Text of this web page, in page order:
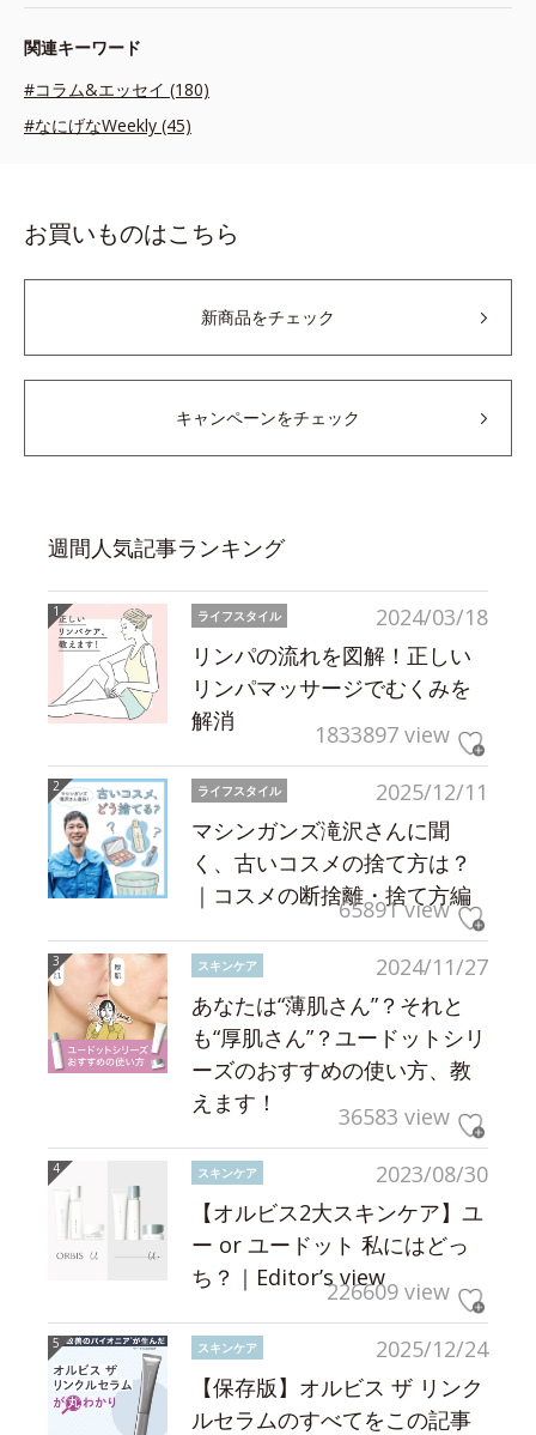
関連キーワード
#コラム&エッセイ (180)
#なにげなWeekly (45)
お買いものはこちら
新商品をチェック
キャンペーンをチェック
週間人気記事ランキング
2024/03/18
ライフスタイル
リンパの流れを図解！正しい
リンパマッサージでむくみを
解消
1833897 view
2025/12/11
ライフスタイル
マシンガンズ滝沢さんに聞
く、古いコスメの捨て方は？
｜コスメの断捨離・捨て方編
65891 view
2024/11/27
スキンケア
あなたは“薄肌さん”？それと
も“厚肌さん”？ユードットシリ
ーズのおすすめの使い方、教
えます！
36583 view
2023/08/30
スキンケア
【オルビス2大スキンケア】ユ
ー or ユードット 私にはどっ
ち？｜Editor’s view226609 view
2025/12/24
スキンケア
【保存版】オルビス ザ リンク
ルセラムのすべてをこの記事